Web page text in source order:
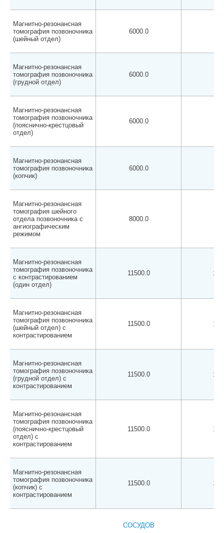
Магнитно-резонансная
томография позвоночника
(шейный отдел)
6000.0
Магнитно-резонансная
томография позвоночника
(грудной отдел)
6000.0
Магнитно-резонансная
томография позвоночника
(пояснично-крестцовый
отдел)
6000.0
Магнитно-резонансная
томография позвоночника
(копчик)
6000.0
Магнитно-резонансная
томография шейного
отдела позвоночника с
ангиографическим
режимом
8000.0
Магнитно-резонансная
томография позвоночника
с контрастированием
(один отдел)
11500.0
Магнитно-резонансная
томография позвоночника
(шейный отдел) с
контрастированием
11500.0
Магнитно-резонансная
томография позвоночника
(грудной отдел) с
контрастированием
11500.0
Магнитно-резонансная
томография позвоночника
(пояснично-крестцовый
отдел) с
контрастированием
11500.0
Магнитно-резонансная
томография позвоночника
(копчик) с
контрастированием
11500.0
СОСУДОВ